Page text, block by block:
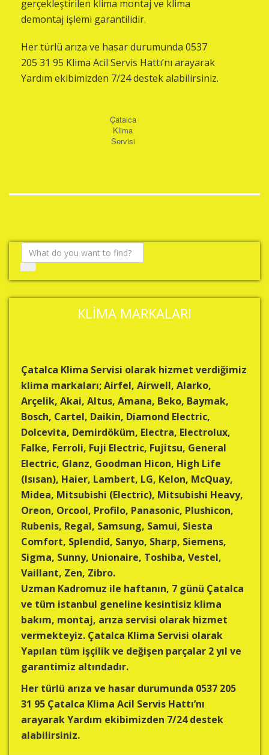
gerçekleştirilen klima montaj ve klima
demontaj işlemi garantilidir.
Her türlü arıza ve hasar durumunda 0537
205 31 95 Klima Acil Servis Hattı’nı arayarak
Yardım ekibimizden 7/24 destek alabilirsiniz.
Çatalca
Klima
Servisi
KLİMA MARKALARI
Çatalca Klima Servisi olarak hizmet verdiğimiz
klima markaları; Airfel, Airwell, Alarko,
Arçelik, Akai, Altus, Amana, Beko, Baymak,
Bosch, Cartel, Daikin, Diamond Electric,
Dolcevita, Demirdöküm, Electra, Electrolux,
Falke, Ferroli, Fuji Electric, Fujitsu, General
Electric, Glanz, Goodman Hicon, High Life
(Isısan), Haier, Lambert, LG, Kelon, McQuay,
Midea, Mitsubishi (Electric), Mitsubishi Heavy,
Oreon, Orcool, Profilo, Panasonic, Plushicon,
Rubenis, Regal, Samsung, Samui, Siesta
Comfort, Splendid, Sanyo, Sharp, Siemens,
Sigma, Sunny, Unionaire, Toshiba, Vestel,
Vaillant, Zen, Zibro.
Uzman Kadromuz ile haftanın, 7 günü Çatalca
ve tüm istanbul geneline kesintisiz klima
bakım, montaj, arıza servisi olarak hizmet
vermekteyiz. Çatalca Klima Servisi olarak
Yapılan tüm işçilik ve değişen parçalar 2 yıl ve
garantimiz altındadır.
Her türlü arıza ve hasar durumunda 0537 205
31 95 Çatalca Klima Acil Servis Hattı’nı
arayarak Yardım ekibimizden 7/24 destek
alabilirsiniz.